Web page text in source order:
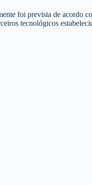
foi prevista de acordo
tecnológicos